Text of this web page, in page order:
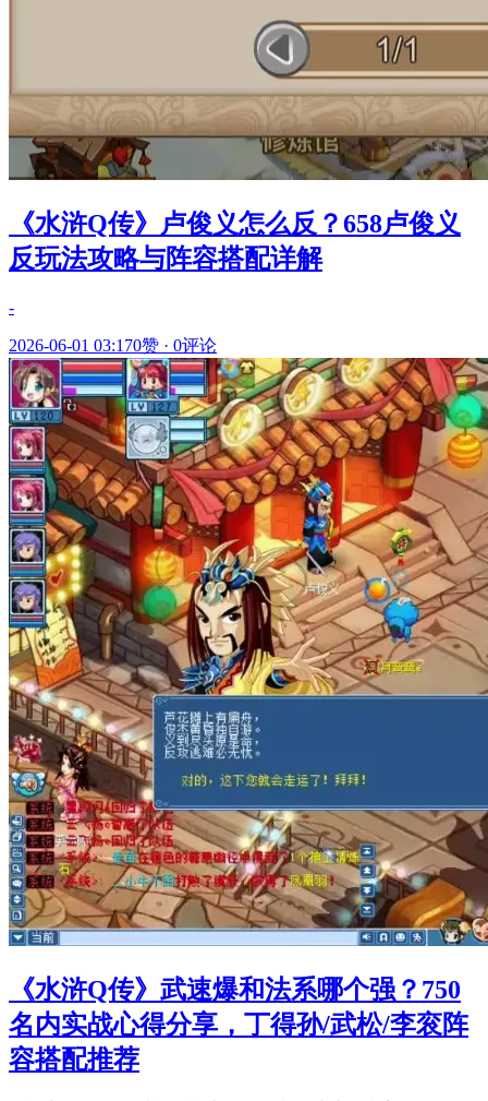
《水浒Q传》卢俊义怎么反？658卢俊义
反玩法攻略与阵容搭配详解
-
2026-06-01 03:170赞 · 0评论
《水浒Q传》武速爆和法系哪个强？750
名内实战心得分享，丁得孙/武松/李衮阵
容搭配推荐